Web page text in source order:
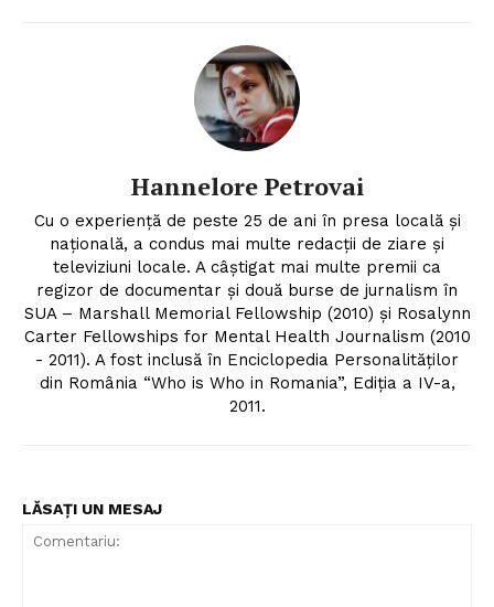
Hannelore Petrovai
Cu o experiență de peste 25 de ani în presa locală și
națională, a condus mai multe redacții de ziare și
televiziuni locale. A câștigat mai multe premii ca
regizor de documentar și două burse de jurnalism în
SUA – Marshall Memorial Fellowship (2010) și Rosalynn
Carter Fellowships for Mental Health Journalism (2010
- 2011). A fost inclusă în Enciclopedia Personalităților
din România “Who is Who in Romania”, Ediția a IV-a,
2011.
LĂSAȚI UN MESAJ